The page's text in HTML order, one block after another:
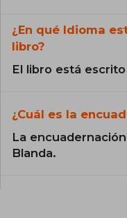
¿En qué Idioma
libro?
El libro está
¿Cuál es la
La
Blanda.